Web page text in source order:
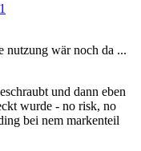
nutzung wär noch da ...
und dann eben
wurde - no risk, no
bei nem markenteil